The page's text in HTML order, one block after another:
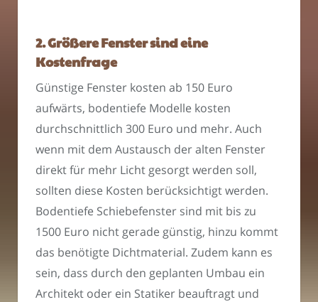
2. Größere Fenster sind eine
Kostenfrage
Günstige Fenster kosten ab 150 Euro
aufwärts, bodentiefe Modelle kosten
durchschnittlich 300 Euro und mehr. Auch
wenn mit dem Austausch der alten Fenster
direkt für mehr Licht gesorgt werden soll,
sollten diese Kosten berücksichtigt werden.
Bodentiefe Schiebefenster sind mit bis zu
1500 Euro nicht gerade günstig, hinzu kommt
das benötigte Dichtmaterial. Zudem kann es
sein, dass durch den geplanten Umbau ein
Architekt oder ein Statiker beauftragt und